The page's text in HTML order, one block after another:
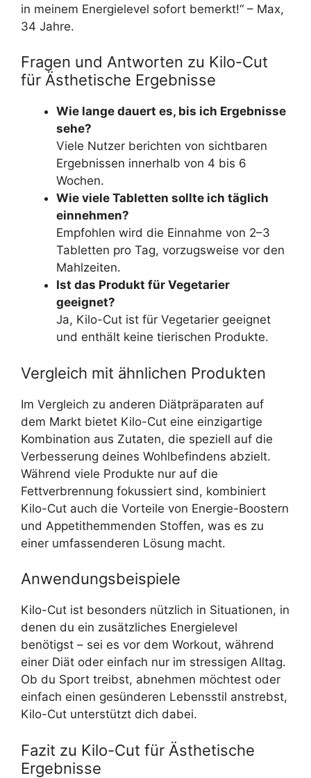
in meinem Energielevel sofort bemerkt!“ – Max,
34 Jahre.
Fragen und Antworten zu Kilo-Cut
für Ästhetische Ergebnisse
Wie lange dauert es, bis ich Ergebnisse
sehe?
Viele Nutzer berichten von sichtbaren
Ergebnissen innerhalb von 4 bis 6
Wochen.
Wie viele Tabletten sollte ich täglich
einnehmen?
Empfohlen wird die Einnahme von 2–3
Tabletten pro Tag, vorzugsweise vor den
Mahlzeiten.
Ist das Produkt für Vegetarier
geeignet?
Ja, Kilo-Cut ist für Vegetarier geeignet
und enthält keine tierischen Produkte.
Vergleich mit ähnlichen Produkten
Im Vergleich zu anderen Diätpräparaten auf
dem Markt bietet Kilo-Cut eine einzigartige
Kombination aus Zutaten, die speziell auf die
Verbesserung deines Wohlbefindens abzielt.
Während viele Produkte nur auf die
Fettverbrennung fokussiert sind, kombiniert
Kilo-Cut auch die Vorteile von Energie-Boostern
und Appetithemmenden Stoffen, was es zu
einer umfassenderen Lösung macht.
Anwendungsbeispiele
Kilo-Cut ist besonders nützlich in Situationen, in
denen du ein zusätzliches Energielevel
benötigst – sei es vor dem Workout, während
einer Diät oder einfach nur im stressigen Alltag.
Ob du Sport treibst, abnehmen möchtest oder
einfach einen gesünderen Lebensstil anstrebst,
Kilo-Cut unterstützt dich dabei.
Fazit zu Kilo-Cut für Ästhetische
Ergebnisse